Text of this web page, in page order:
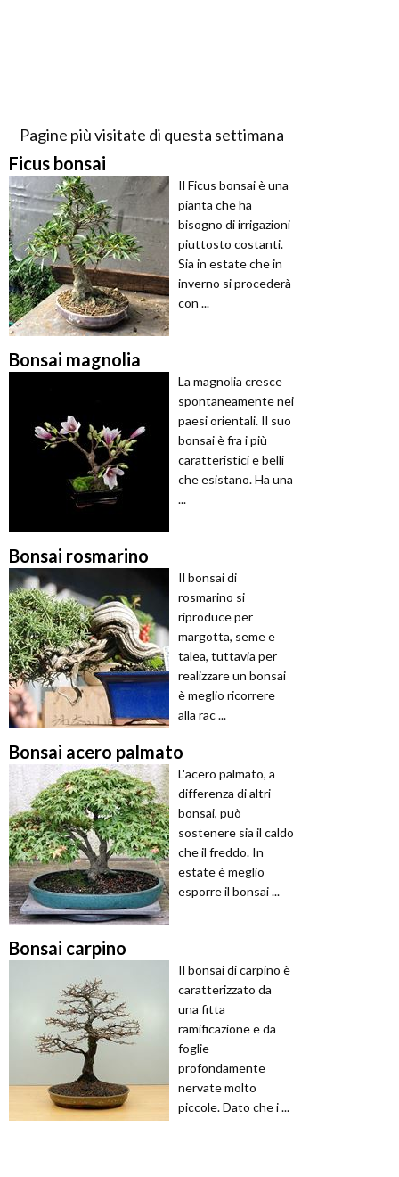
Pagine più visitate di questa settimana
Ficus bonsai
Il Ficus bonsai è una
pianta che ha
bisogno di irrigazioni
piuttosto costanti.
Sia in estate che in
inverno si procederà
con ...
Bonsai magnolia
La magnolia cresce
spontaneamente nei
paesi orientali. Il suo
bonsai è fra i più
caratteristici e belli
che esistano. Ha una
...
Bonsai rosmarino
Il bonsai di
rosmarino si
riproduce per
margotta, seme e
talea, tuttavia per
realizzare un bonsai
è meglio ricorrere
alla rac ...
Bonsai acero palmato
L'acero palmato, a
differenza di altri
bonsai, può
sostenere sia il caldo
che il freddo. In
estate è meglio
esporre il bonsai ...
Bonsai carpino
Il bonsai di carpino è
caratterizzato da
una fitta
ramificazione e da
foglie
profondamente
nervate molto
piccole. Dato che i ...